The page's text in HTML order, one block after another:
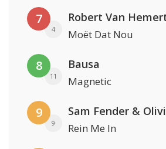
7
4
Robert Van
Moët Dat Nou
8
11
Bausa
Magnetic
9
9
Sam Fender &
Rein Me In